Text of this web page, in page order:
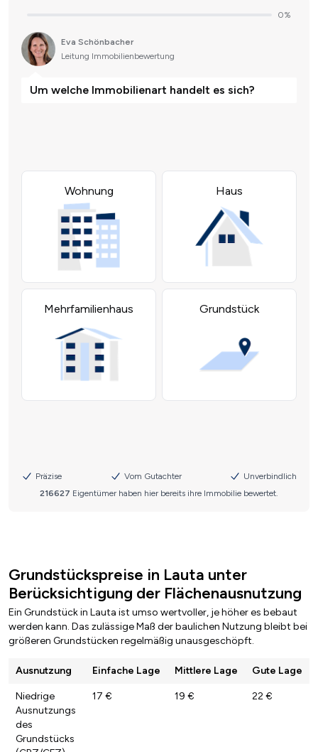
Grundstückspreise in Lauta unter
Berücksichtigung der Flächenausnutzung
Ein Grundstück in Lauta ist umso wertvoller, je höher es bebaut
werden kann. Das zulässige Maß der baulichen Nutzung bleibt bei
größeren Grundstücken regelmäßig unausgeschöpft.
Ausnutzung Einfache Lage Mittlere Lage Gute Lage
Niedrige
Ausnutzungs
des
Grundstücks
17 € 19 € 22 €